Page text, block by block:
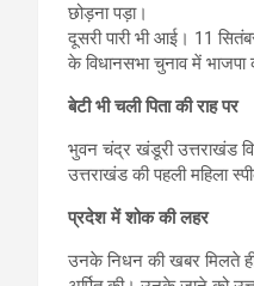
छोड़ना पड़ा।
दूसरी पारी भी आई। 11
के विधानसभा चुनाव में भाजपा
बेटी भी चली पिता की राह पर
भुवन चंद्र खंडूरी उत्तराखंड
उत्तराखंड की पहली महिला
प्रदेश में शोक की लहर
उनके निधन की खबर मिलते